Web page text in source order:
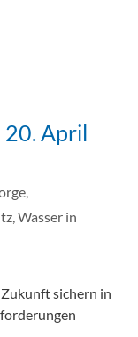
20. April
,
,Wasser in
sichern in